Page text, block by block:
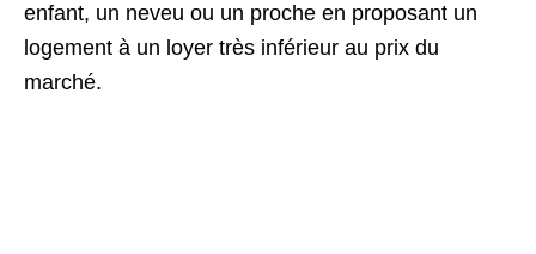
enfant, un neveu ou un proche en proposant un
logement à un loyer très inférieur au prix du
marché.